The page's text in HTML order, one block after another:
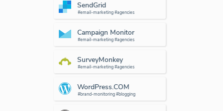
SendGrid
#email-marketing #agencies
Campaign Monitor
#email-marketing #agencies
SurveyMonkey
#email-marketing #agencies
WordPress.COM
#brand-monitoring #blogging